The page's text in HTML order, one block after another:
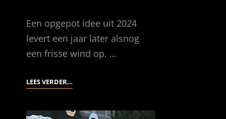
Een opgepot idee uit 2024
levert een jaar later alsnog
een frisse wind op. …
LEES VERDER…HERFSTBOOM